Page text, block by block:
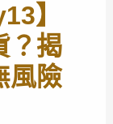
】
？揭
風險